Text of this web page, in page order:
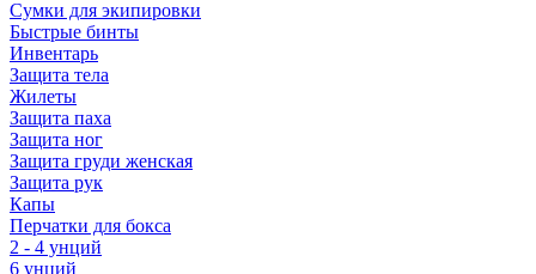
Сумки для экипировки
Быстрые бинты
Инвентарь
Защита тела
Жилеты
Защита паха
Защита ног
Защита груди женская
Защита рук
Капы
Перчатки для бокса
2 - 4 унций
6 унций